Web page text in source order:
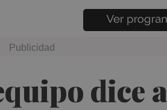
dice